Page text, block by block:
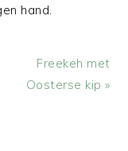
hand.
Volgend
bericht:
Freekeh met
Oosterse kip »